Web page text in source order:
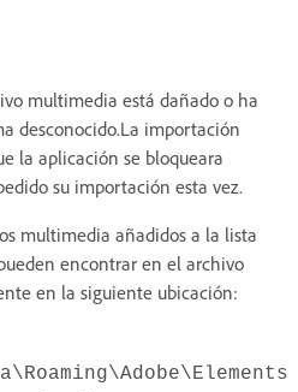
multimedia está dañado o ha
desconocido.La importación
la aplicación se bloqueara
su importación esta vez.
multimedia añadidos a la lista
encontrar en el archivo
en la siguiente ubicación: